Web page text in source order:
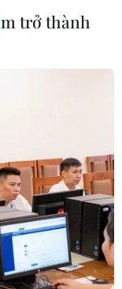
trở thành